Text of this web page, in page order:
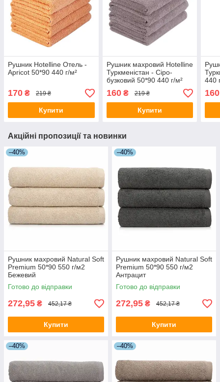
Рушник Hotelline Отель -
Apricot 50*90 440 г/м²
170 ₴ 219 ₴
Купити
Рушник махровий Hotelline
Туркменістан - Сіро-
бузковий 50*90 440 г/м²
160₴ 219 ₴
Купити
440
160
Акційні пропозиції та новинки
–40%
Рушник махровий Natural Soft
Premium 50*90 550 г/м2
Бежевий
Готово до відправки
272,95 ₴ 452,17 ₴
Купити
–40%
Рушник махровий Natural Soft
Premium 50*90 550 г/м2
Антрацит
Готово до відправки
272,95 ₴ 452,17 ₴
Купити
–40% –40%